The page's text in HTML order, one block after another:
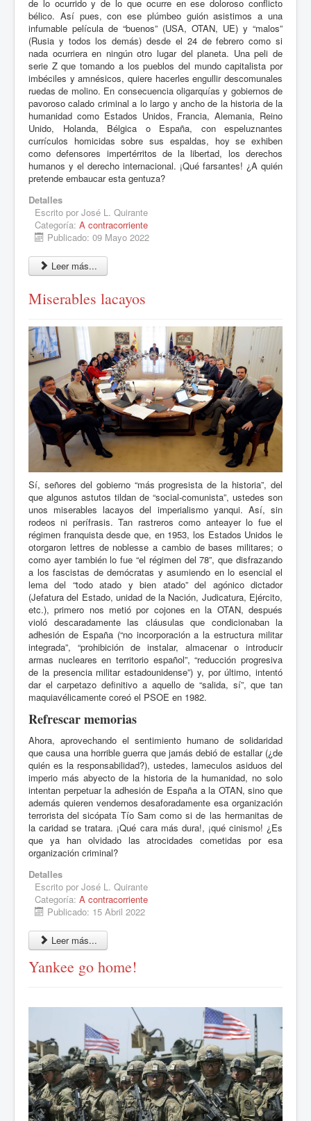
de lo ocurrido y de lo que ocurre en ese doloroso conflicto
bélico. Así pues, con ese plúmbeo guión asistimos a una
infumable película de “buenos” (USA, OTAN, UE) y “malos”
(Rusia y todos los demás) desde el 24 de febrero como si
nada ocurriera en ningún otro lugar del planeta. Una peli de
serie Z que tomando a los pueblos del mundo capitalista por
imbéciles y amnésicos, quiere hacerles engullir descomunales
ruedas de molino. En consecuencia oligarquías y gobiernos de
pavoroso calado criminal a lo largo y ancho de la historia de la
humanidad como Estados Unidos, Francia, Alemania, Reino
Unido, Holanda, Bélgica o España, con espeluznantes
currículos homicidas sobre sus espaldas, hoy se exhiben
como defensores impertérritos de la libertad, los derechos
humanos y el derecho internacional. ¡Qué farsantes! ¿A quién
pretende embaucar esta gentuza?
Detalles
Escrito por José L. Quirante
Categoría: A contracorriente
Publicado: 09 Mayo 2022
Leer más...
Miserables lacayos
Sí, señores del gobierno “más progresista de la historia”, del
que algunos astutos tildan de “social-comunista”, ustedes son
unos miserables lacayos del imperialismo yanqui. Así, sin
rodeos ni perífrasis. Tan rastreros como anteayer lo fue el
régimen franquista desde que, en 1953, los Estados Unidos le
otorgaron lettres de noblesse a cambio de bases militares; o
como ayer también lo fue “el régimen del 78”, que disfrazando
a los fascistas de demócratas y asumiendo en lo esencial el
lema del “todo atado y bien atado” del agónico dictador
(Jefatura del Estado, unidad de la Nación, Judicatura, Ejército,
etc.), primero nos metió por cojones en la OTAN, después
violó descaradamente las cláusulas que condicionaban la
adhesión de España (“no incorporación a la estructura militar
integrada”, “prohibición de instalar, almacenar o introducir
armas nucleares en territorio español”, “reducción progresiva
de la presencia militar estadounidense”) y, por último, intentó
dar el carpetazo definitivo a aquello de “salida, sí”, que tan
maquiavélicamente coreó el PSOE en 1982.
Refrescar memorias
Ahora, aprovechando el sentimiento humano de solidaridad
que causa una horrible guerra que jamás debió de estallar (¿de
quién es la responsabilidad?), ustedes, lameculos asiduos del
imperio más abyecto de la historia de la humanidad, no solo
intentan perpetuar la adhesión de España a la OTAN, sino que
además quieren vendernos desaforadamente esa organización
terrorista del sicópata Tío Sam como si de las hermanitas de
la caridad se tratara. ¡Qué cara más dura!, ¡qué cinismo! ¿Es
que ya han olvidado las atrocidades cometidas por esa
organización criminal?
Detalles
Escrito por José L. Quirante
Categoría: A contracorriente
Publicado: 15 Abril 2022
Leer más...
Yankee go home!